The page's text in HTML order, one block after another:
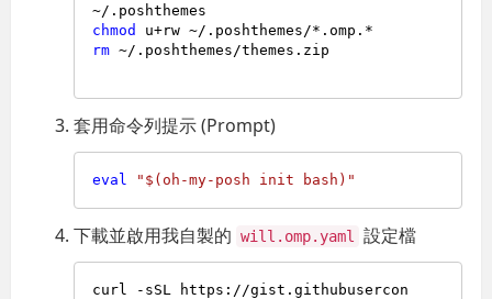
chmod
rm ~/.poshthemes/themes.zip
套用命令列提示 (Prompt)
eval " $(oh-my-posh init bash) "
下載並啟用我自製的 will.omp.yaml 設定檔
curl -sSL https://gist.githubusercon